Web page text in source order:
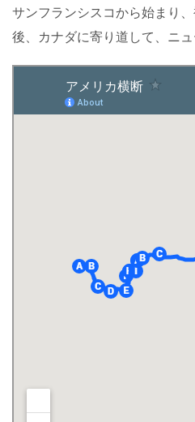
サンフランシスコから始まり
後、カナダに寄り道して、ニ